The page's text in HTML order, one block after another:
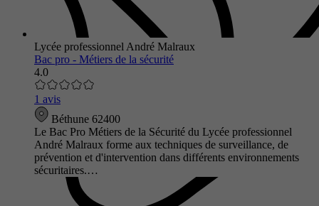
Lycée professionnel André Malraux
Bac pro - Métiers de la sécurité
4.0
1 avis
Béthune 62400
Le Bac Pro Métiers de la Sécurité du Lycée professionnel
André Malraux forme aux techniques de surveillance, de
prévention et d'intervention dans différents environnements
sécuritaires.…